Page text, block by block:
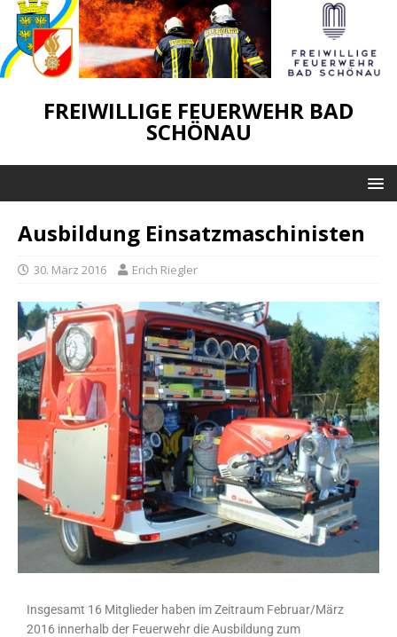
FREIWILLIGE FEUERWEHR BAD
SCHÖNAU
Ausbildung Einsatzmaschinisten
30. März 2016 Erich Riegler
Insgesamt 16 Mitglieder haben im Zeitraum Februar/März
2016 innerhalb der Feuerwehr die Ausbildung zum